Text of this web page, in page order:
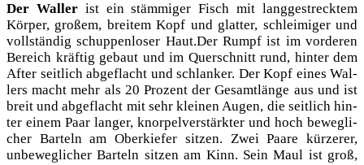
Der Wal­lerist ein stäm­mi­ger Fisch mit lang­ge­streck­tem
Kör­per, gro­ßem, brei­tem Kopf und glat­ter, schlei­mi­ger und
voll­stän­dig schup­pen­lo­ser Haut.Der Rumpf ist im vor­de­ren
Bereich kräf­tig gebaut und im Quer­schnitt rund, hin­ter dem
After seit­lich abge­flacht und schlan­ker. Der Kopf eines Wal­
lers macht mehr als 20 Pro­zent der Gesamt­län­ge aus und ist
breit und abge­flacht mit sehr klei­nen Augen, die seit­lich hin­
ter einem Paar lan­ger, knor­pel­ver­stärk­ter und hoch beweg­li­
cher Barteln am Ober­kie­fer sit­zen. Zwei Paa­re kür­ze­rer,
unbe­weg­li­cher Barteln sit­zen am Kinn. Sein Maul ist groß,